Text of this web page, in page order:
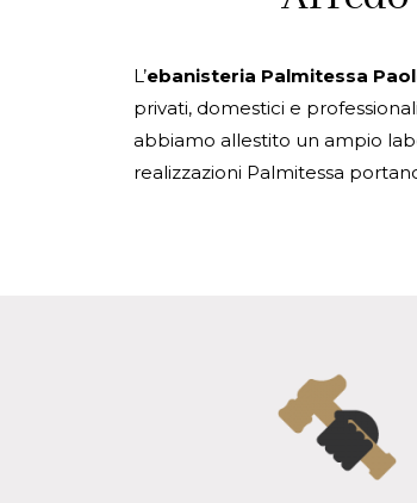
L’ebanisteria Palmitessa
privati, domestici e
abbiamo allestito un ampio
realizzazioni Palmitessa